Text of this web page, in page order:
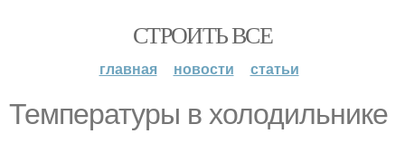
СТРОИТЬ ВСЕ
главная новости статьи
Температуры в холодильнике